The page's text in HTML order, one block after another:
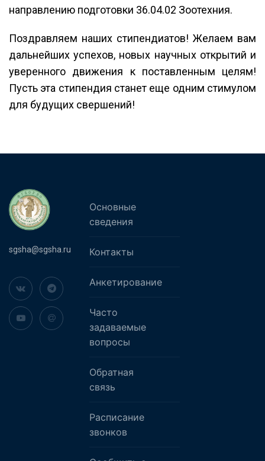
направлению подготовки 36.04.02 Зоотехния.
Поздравляем наших стипендиатов! Желаем вам
дальнейших успехов, новых научных открытий и
уверенного движения к поставленным целям!
Пусть эта стипендия станет еще одним стимулом
для будущих свершений!
sgsha@sgsha.ru
Основные
сведения
Контакты
Анкетирование
Часто
задаваемые
вопросы
Обратная
связь
Расписание
звонков